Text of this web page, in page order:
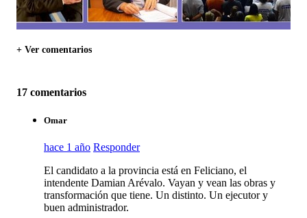
+ Ver comentarios
17 comentarios
Omar
hace 1 año Responder
El candidato a la provincia está en Feliciano, el
intendente Damian Arévalo. Vayan y vean las obras y
transformación que tiene. Un distinto. Un ejecutor y
buen administrador.